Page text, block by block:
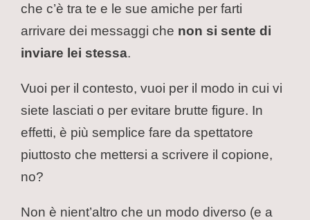
che c’è tra te e le sue amiche per farti
arrivare dei messaggi che non si sente di
inviare lei stessa.
Vuoi per il contesto, vuoi per il modo in cui vi
siete lasciati o per evitare brutte figure. In
effetti, è più semplice fare da spettatore
piuttosto che mettersi a scrivere il copione,
no?
Non è nient’altro che un modo diverso (e a